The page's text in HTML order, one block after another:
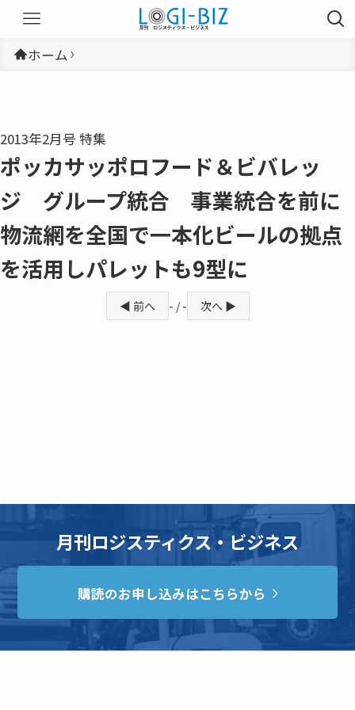
ホーム
2013年2月号 特集
ポッカサッポロフード＆ビバレッ
ジ グループ統合 事業統合を前に
物流網を全国で一本化ビールの拠点
を活用しパレットも9型に
◀ 前へ - / - 次へ ▶
月刊ロジスティクス・ビジネス
購読のお申し込みはこちらから